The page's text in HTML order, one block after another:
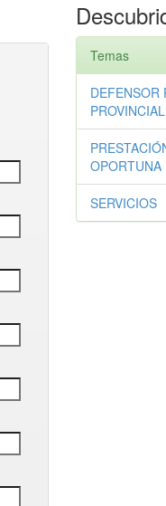
Temas
DEFENSOR
OPORTUNA
SERVICIOS